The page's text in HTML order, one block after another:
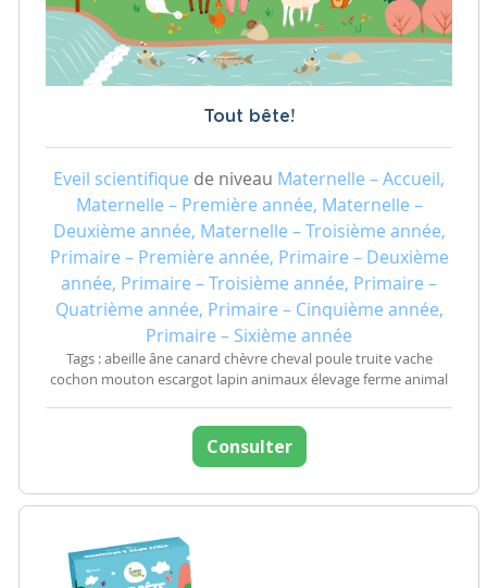
Tout bête!
Eveil scientifique de niveau Maternelle – Accueil,
Maternelle – Première année, Maternelle –
Deuxième année, Maternelle – Troisième année,
Primaire – Première année, Primaire – Deuxième
année, Primaire – Troisième année, Primaire –
Quatrième année, Primaire – Cinquième année,
Primaire – Sixième année
Tags : abeille âne canard chèvre cheval poule truite vache
cochon mouton escargot lapin animaux élevage ferme animal
Consulter